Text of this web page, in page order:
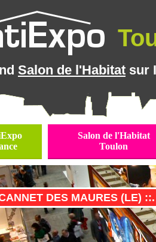
Salon de l'Habitat sur
Salon de l'Habitat
Toulon
DES MAURES (LE) ::.